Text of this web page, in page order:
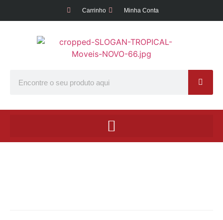
Carrinho Minha Conta